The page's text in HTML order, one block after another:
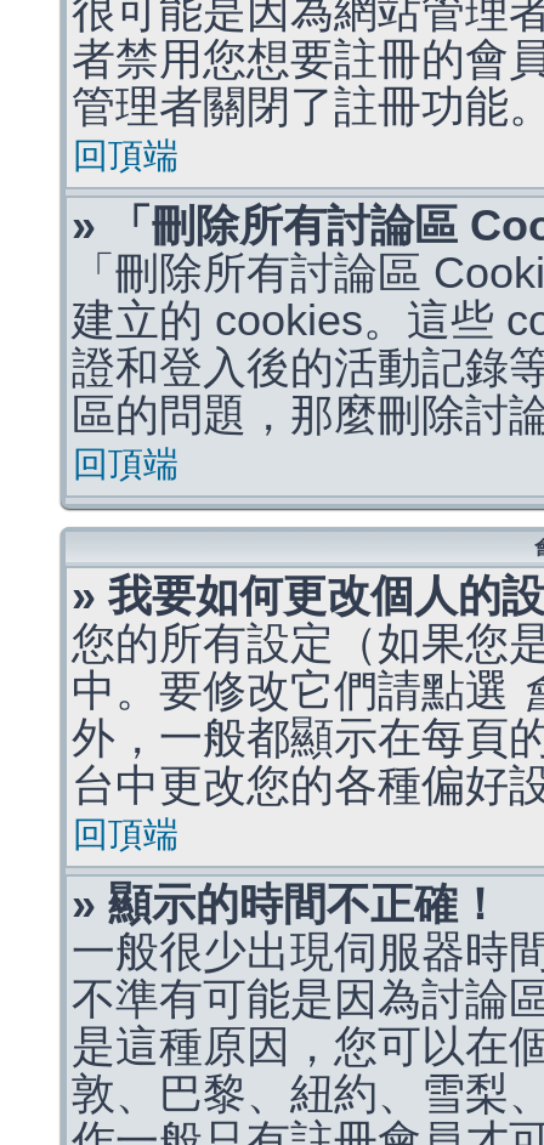
很可能是因為網站管理
者禁用您想要註冊的會
管理者關閉了註冊功能
回頂端
» 「刪除所有討論區
「刪除所有討論區
建立的 cookies。這些
證和登入後的活動記錄
區的問題，那麼刪除討
回頂端
» 我要如何更改個人的
您的所有設定（如果您
中。要修改它們請點選
外，一般都顯示在每頁
台中更改您的各種偏好
回頂端
» 顯示的時間不正確！
一般很少出現伺服器時
不準有可能是因為討論
是這種原因，您可以在
敦、巴黎、紐約、雪梨